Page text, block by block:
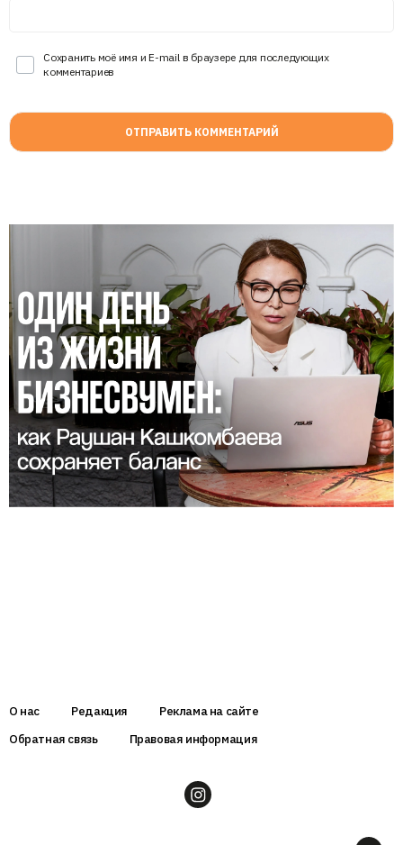
Сохранить моё имя и E-mail в браузере для последующих
комментариев
О нас Редакция
Реклама на сайте
Обратная связь
Правовая информация